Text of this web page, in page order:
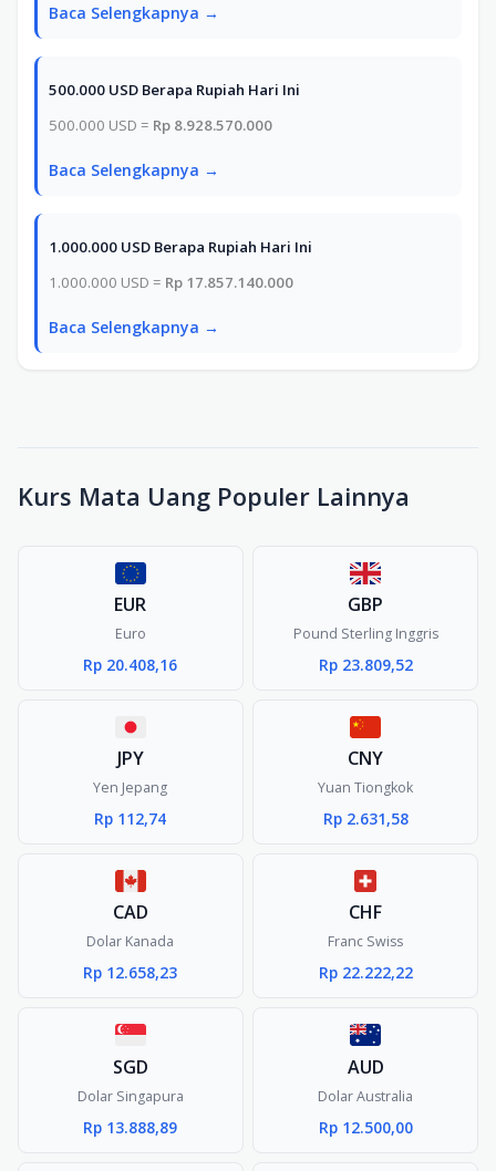
Baca Selengkapnya →
500.000 USD Berapa Rupiah Hari Ini
500.000 USD = Rp 8.928.570.000
Baca Selengkapnya →
1.000.000 USD Berapa Rupiah Hari Ini
1.000.000 USD = Rp 17.857.140.000
Baca Selengkapnya →
Kurs Mata Uang Populer Lainnya
EUR
Euro
Rp 20.408,16
GBP
Pound Sterling Inggris
Rp 23.809,52
JPY
Yen Jepang
Rp 112,74
CNY
Yuan Tiongkok
Rp 2.631,58
CAD
Dolar Kanada
Rp 12.658,23
CHF
Franc Swiss
Rp 22.222,22
SGD
Dolar Singapura
Rp 13.888,89
AUD
Dolar Australia
Rp 12.500,00